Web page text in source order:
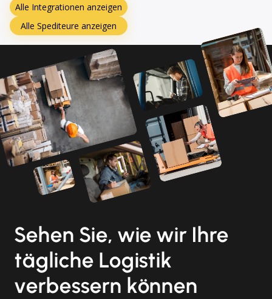
Alle Integrationen anzeigen
Alle Spediteure anzeigen
Sehen Sie, wie wir Ihre
tägliche Logistik
verbessern können